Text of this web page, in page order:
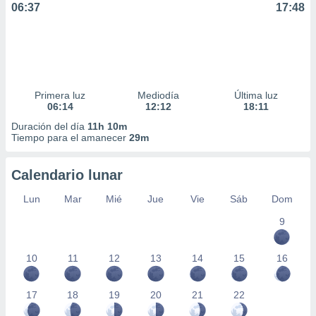
perfiles
crear un
la
contenido
de la
el
de
de
uso de
06:37 17:48
Primera luz
06:14
Mediodía
12:12
Última luz
18:11
Duración del día 11h 10m
Tiempo para el amanecer 29m
Calendario lunar
Lun Mar Mié Jue Vie Sáb
Dom
9
10 11 12 13 14 15 16
17 18 19 20 21 22